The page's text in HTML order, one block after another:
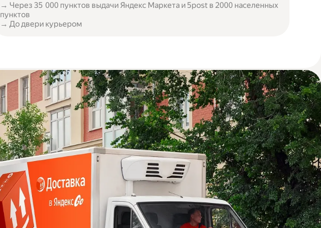
→ Через 35 000 пунктов выдачи Яндекс Маркета и 5post в 2000 населенных
пунктов
→ До двери курьером